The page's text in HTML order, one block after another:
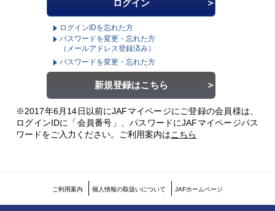
ログインIDを忘れた方
パスワードを変更・忘れた方
（メールアドレス登録済み）
パスワードを変更・忘れた方
新規登録はこちら
※2017年6月14日以前にJAFマイページにご登録の会員様は、
ログインIDに「会員番号」、パスワードにJAFマイページパス
ワードをご入力ください。 ご利用案内はこちら
ご利用案内 個人情報の取扱いについて JAFホームページ